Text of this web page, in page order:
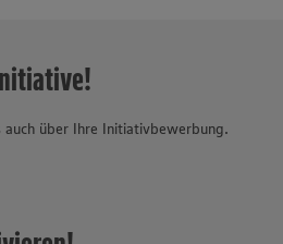
auch über Ihre Initiativbewerbung.